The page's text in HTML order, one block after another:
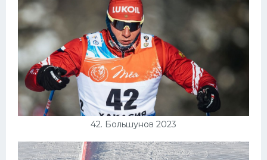
42. Большунов 2023